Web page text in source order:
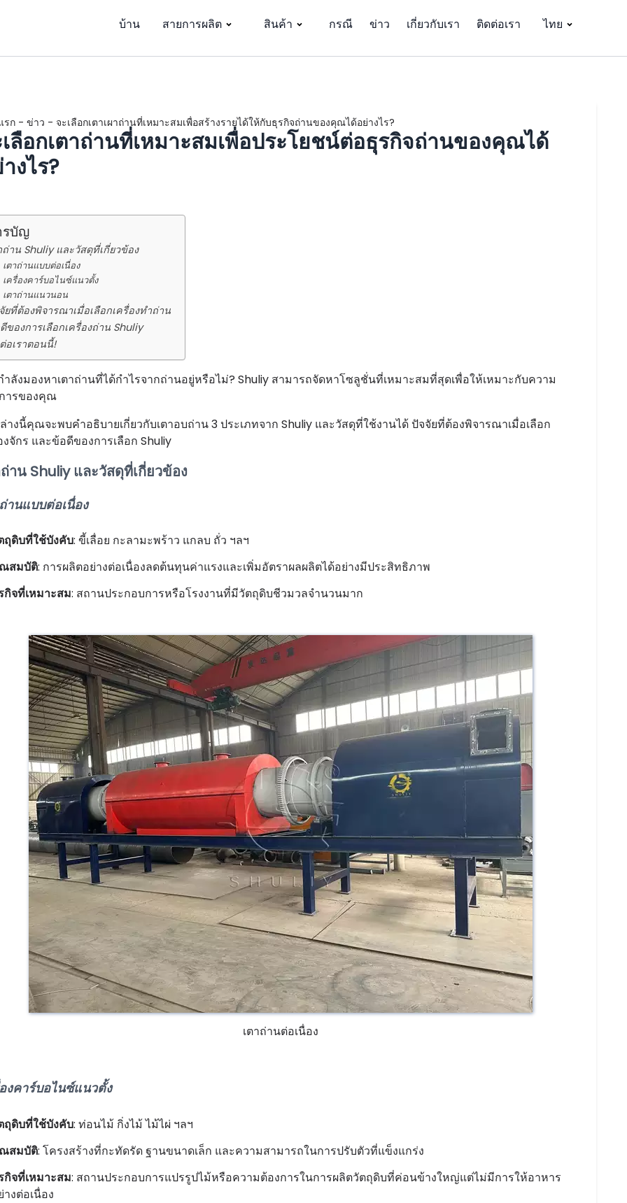
บ้าน สายการผลิต สินค้า กรณี ข่าว เกี่ยวกับเรา ติดต่อเรา ไทย
รก - ข่าว - จะเลือกเตาเผาถ่านที่เหมาะสมเพื่อสร้างรายได้ให้กับธุรกิจถ่านของคุณได้อย่างไร?
ลือกเตาถ่านที่เหมาะสมเพื่อประโยชน์ต่อธุรกิจถ่านของคุณได้
งไร?
รบัญ
ถ่าน Shuliy และวัสดุที่เกี่ยวข้อง
เตาถ่านแบบต่อเนื่อง
เครื่องคาร์บอไนซ์แนวตั้ง
เตาถ่านแนวนอน
ยที่ต้องพิจารณาเมื่อเลือกเครื่องทำถ่าน
ของการเลือกเครื่องถ่าน Shuliy
อเราตอนนี้!
ลังมองหาเตาถ่านที่ได้กำไรจากถ่านอยู่หรือไม่? Shuliy สามารถจัดหาโซลูชั่นที่เหมาะสมที่สุดเพื่อให้เหมาะกับความ
ารของคุณ
างนี้คุณจะพบคำอธิบายเกี่ยวกับเตาอบถ่าน 3 ประเภทจาก Shuliy และวัสดุที่ใช้งานได้ ปัจจัยที่ต้องพิจารณาเมื่อเลือก
งจักร และข้อดีของการเลือก Shuliy
าน Shuliy และวัสดุที่เกี่ยวข้อง
านแบบต่อเนื่อง
ถุดิบที่ใช้บังคับ: ขี้เลื่อย กะลามะพร้าว แกลบ ถั่ว ฯลฯ
สมบัติ: การผลิตอย่างต่อเนื่องลดต้นทุนค่าแรงและเพิ่มอัตราผลผลิตได้อย่างมีประสิทธิภาพ
กิจที่เหมาะสม: สถานประกอบการหรือโรงงานที่มีวัตถุดิบชีวมวลจำนวนมาก
เตาถ่านต่อเนื่อง
งคาร์บอไนซ์แนวตั้ง
ถุดิบที่ใช้บังคับ: ท่อนไม้ กิ่งไม้ ไม้ไผ่ ฯลฯ
สมบัติ: โครงสร้างที่กะทัดรัด ฐานขนาดเล็ก และความสามารถในการปรับตัวที่แข็งแกร่ง
กิจที่เหมาะสม: สถานประกอบการแปรรูปไม้หรือความต้องการในการผลิตวัตถุดิบที่ค่อนข้างใหญ่แต่ไม่มีการให้อาหาร
างต่อเนื่อง